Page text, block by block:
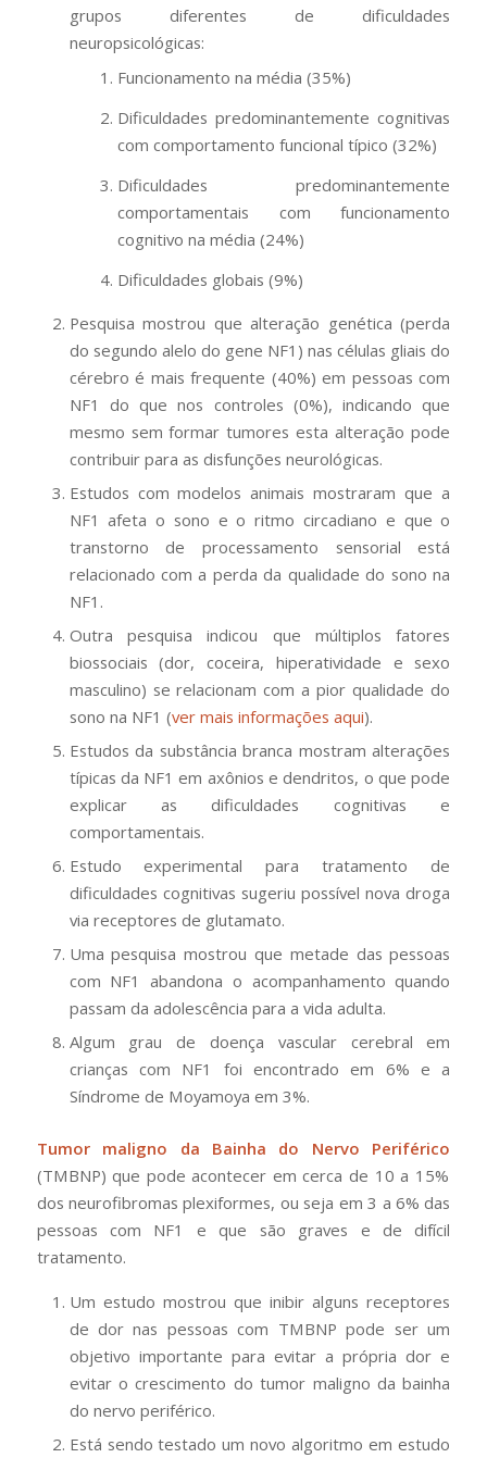
grupos diferentes de dificuldades
neuropsicológicas:
Funcionamento na média (35%)
Dificuldades predominantemente cognitivas
com comportamento funcional típico (32%)
Dificuldades predominantemente
comportamentais com funcionamento
cognitivo na média (24%)
Dificuldades globais (9%)
Pesquisa mostrou que alteração genética (perda
do segundo alelo do gene NF1) nas células gliais do
cérebro é mais frequente (40%) em pessoas com
NF1 do que nos controles (0%), indicando que
mesmo sem formar tumores esta alteração pode
contribuir para as disfunções neurológicas.
Estudos com modelos animais mostraram que a
NF1 afeta o sono e o ritmo circadiano e que o
transtorno de processamento sensorial está
relacionado com a perda da qualidade do sono na
NF1.
Outra pesquisa indicou que múltiplos fatores
biossociais (dor, coceira, hiperatividade e sexo
masculino) se relacionam com a pior qualidade do
sono na NF1 (ver mais informações aqui).
Estudos da substância branca mostram alterações
típicas da NF1 em axônios e dendritos, o que pode
explicar as dificuldades cognitivas e
comportamentais.
Estudo experimental para tratamento de
dificuldades cognitivas sugeriu possível nova droga
via receptores de glutamato.
Uma pesquisa mostrou que metade das pessoas
com NF1 abandona o acompanhamento quando
passam da adolescência para a vida adulta.
Algum grau de doença vascular cerebral em
crianças com NF1 foi encontrado em 6% e a
Síndrome de Moyamoya em 3%.
Tumor maligno da Bainha do Nervo Periférico
(TMBNP) que pode acontecer em cerca de 10 a 15%
dos neurofibromas plexiformes, ou seja em 3 a 6% das
pessoas com NF1 e que são graves e de difícil
tratamento.
Um estudo mostrou que inibir alguns receptores
de dor nas pessoas com TMBNP pode ser um
objetivo importante para evitar a própria dor e
evitar o crescimento do tumor maligno da bainha
do nervo periférico.
Está sendo testado um novo algoritmo em estudo